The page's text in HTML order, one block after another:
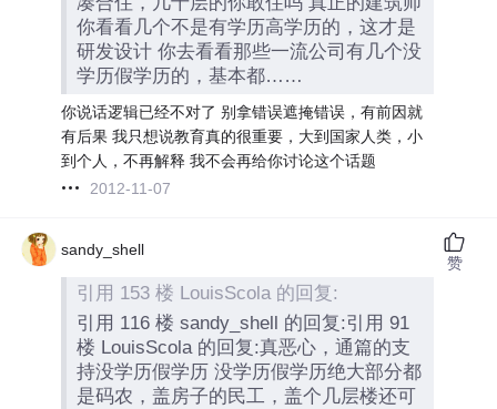
你看看几个不是有学历高学历的，这才是
研发设计 你去看看那些一流公司有几个没
学历假学历的，基本都……
你说话逻辑已经不对了 别拿错误遮掩错误，有前因就
有后果 我只想说教育真的很重要，大到国家人类，小
到个人，不再解释 我不会再给你讨论这个话题
2012-11-07
sandy_shell
引用 153 楼 LouisScola 的回复:
引用 116 楼 sandy_shell 的回复:引用 91
楼 LouisScola 的回复:真恶心，通篇的支
持没学历假学历 没学历假学历绝大部分都
是码农，盖房子的民工，盖个几层楼还可
赞